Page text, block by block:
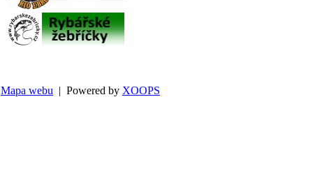
Mapa webu | Powered by XOOPS